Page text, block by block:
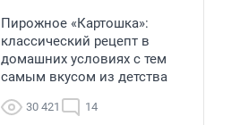
Пирожное «Картошка»:
классический рецепт в
домашних условиях с тем
самым вкусом из детства
30 421 14